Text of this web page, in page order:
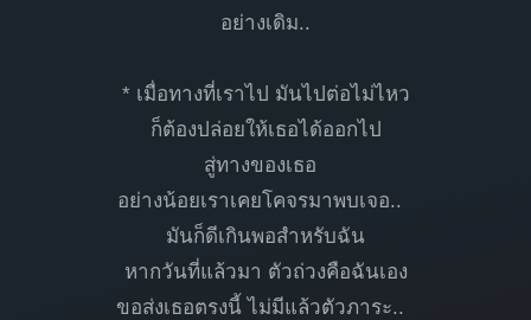
อย่างเดิม..
* เมื่อทางที่เราไป มันไปต่อไม่ไหว
ก็ต้องปล่อยให้เธอได้ออกไป
สู่ทางของเธอ
อย่างน้อยเราเคยโคจรมาพบเจอ..
มันก็ดีเกินพอสำหรับฉัน
หากวันที่แล้วมา ตัวถ่วงคือฉันเอง
ขอส่งเธอตรงนี้ ไม่มีแล้วตัวภาระ..